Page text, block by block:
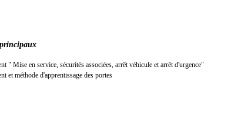
" Mise en service, sécurités associées, arrêt véhicule et arrêt d'urgence"
et méthode d'apprentissage des portes